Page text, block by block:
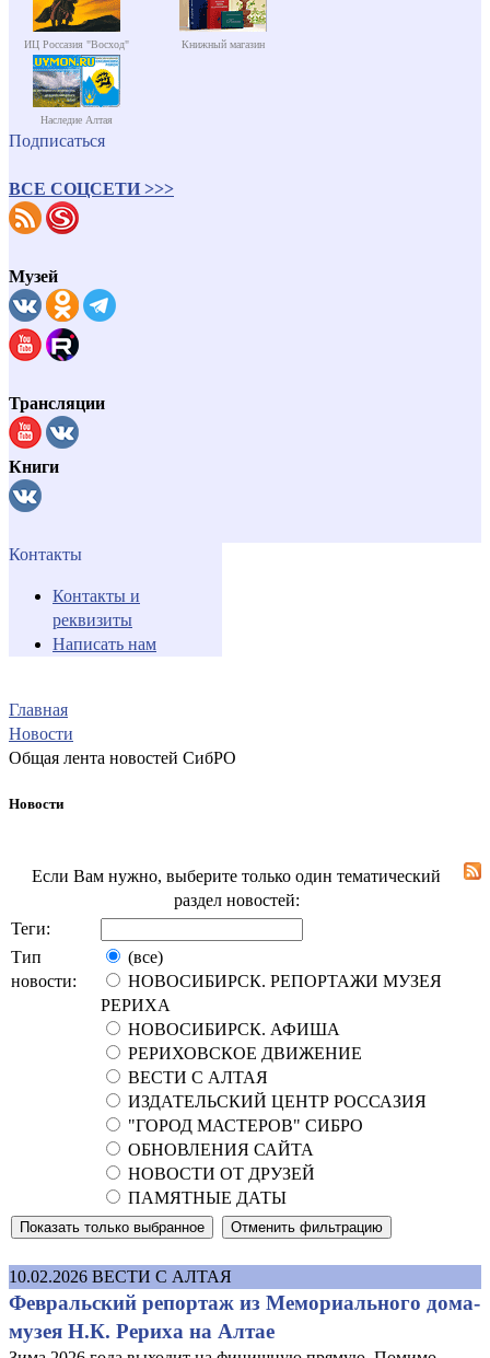
ИЦ Россазия "Восход" Книжный магазин
Наследие Алтая
Подписаться
ВСЕ СОЦСЕТИ >>>
Музей
Трансляции
Книги
Контакты
Контакты и
реквизиты
Написать нам
Главная
Новости
Общая лента новостей СибРО
Новости
Если Вам нужно, выберите только один тематический
раздел новостей:
Теги:
Тип
новости:
(все)
НОВОСИБИРСК. РЕПОРТАЖИ МУЗЕЯ
РЕРИХА
НОВОСИБИРСК. АФИША
РЕРИХОВСКОЕ ДВИЖЕНИЕ
ВЕСТИ С АЛТАЯ
ИЗДАТЕЛЬСКИЙ ЦЕНТР РОССАЗИЯ
"ГОРОД МАСТЕРОВ" СИБРО
ОБНОВЛЕНИЯ САЙТА
НОВОСТИ ОТ ДРУЗЕЙ
ПАМЯТНЫЕ ДАТЫ
10.02.2026 ВЕСТИ С АЛТАЯ
Февральский репортаж из Мемориального дома-
музея Н.К. Рериха на Алтае